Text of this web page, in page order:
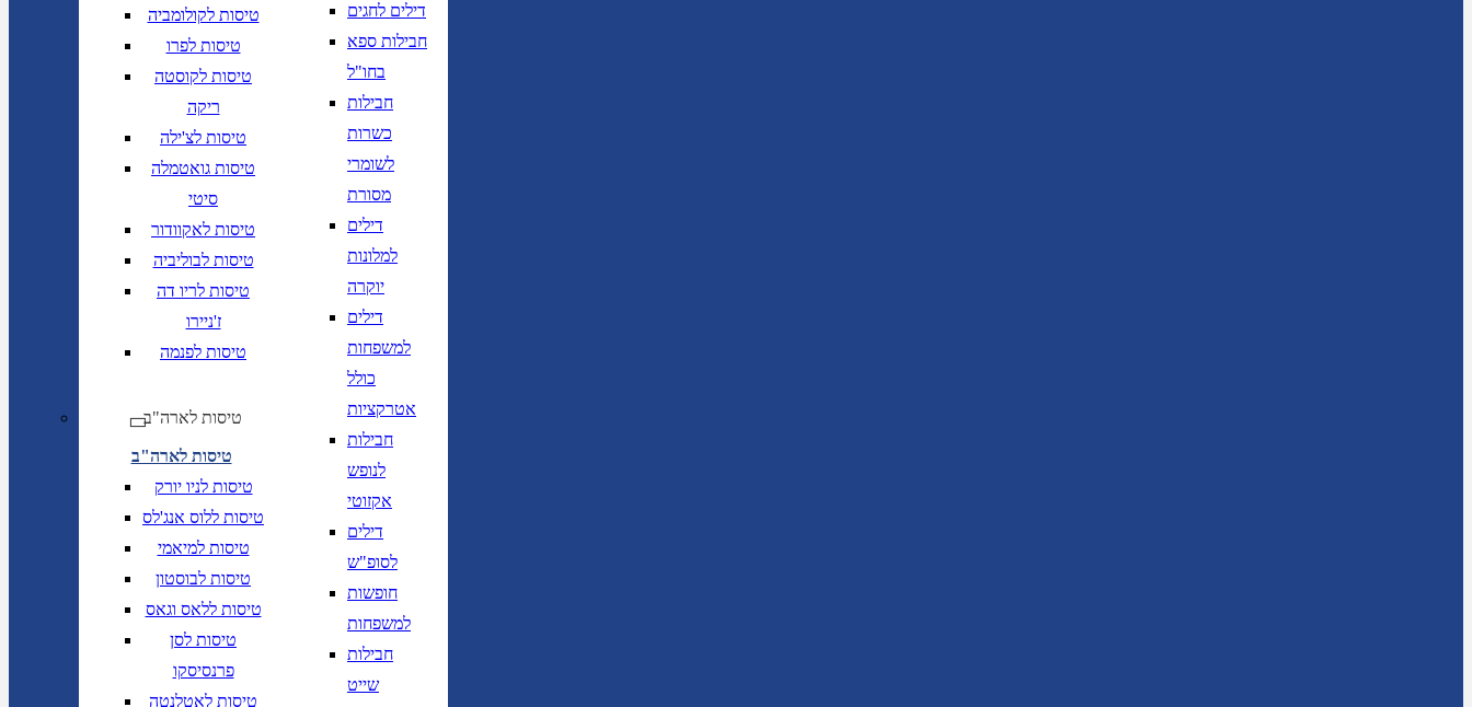
טיסות לקולומביה
טיסות לפרו
טיסות לקוסטה
ריקה
טיסות לצ'ילה
טיסות גואטמלה
סיטי
טיסות לאקוודור
טיסות לבוליביה
טיסות לריו דה
ז'ניירו
טיסות לפנמה
טיסות לארה"ב
טיסות לארה"ב
טיסות לניו יורק
טיסות ללוס אנג'לס
טיסות למיאמי
טיסות לבוסטון
טיסות ללאס וגאס
טיסות לסן
פרנסיסקו
טיסות לאטלנטה
דילים לחגים
חבילות ספא
בחו"ל
חבילות
כשרות
לשומרי
מסורת
דילים
למלונות
יוקרה
דילים
למשפחות
כולל
אטרקציות
חבילות
לנופש
אקזוטי
דילים
לסופ"ש
חופשות
למשפחות
חבילות
שייט